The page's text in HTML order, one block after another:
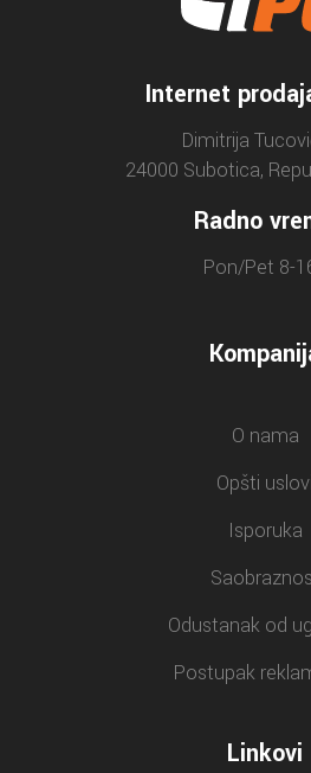
Internet
Dimitrija
24000 Subotica,
Radno
Pon/Pet 8-
O nama
Opšti uslovi
Isporuka
Odustanak od
Postupak
Linkovi